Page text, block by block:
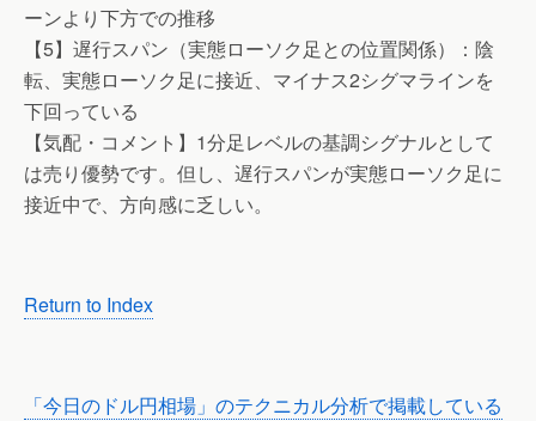
ーンより下方での推移
【5】遅行スパン（実態ローソク足との位置関係）：陰
転、実態ローソク足に接近、マイナス2シグマラインを
下回っている
【気配・コメント】1分足レベルの基調シグナルとして
は売り優勢です。但し、遅行スパンが実態ローソク足に
接近中で、方向感に乏しい。
Return to Index
「今日のドル円相場」のテクニカル分析で掲載している